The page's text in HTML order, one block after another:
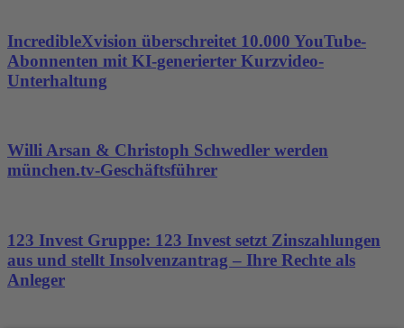
IncredibleXvision überschreitet 10.000 YouTube-
Abonnenten mit KI-generierter Kurzvideo-
Unterhaltung
Willi Arsan & Christoph Schwedler werden
münchen.tv-Geschäftsführer
123 Invest Gruppe: 123 Invest setzt Zinszahlungen
aus und stellt Insolvenzantrag – Ihre Rechte als
Anleger